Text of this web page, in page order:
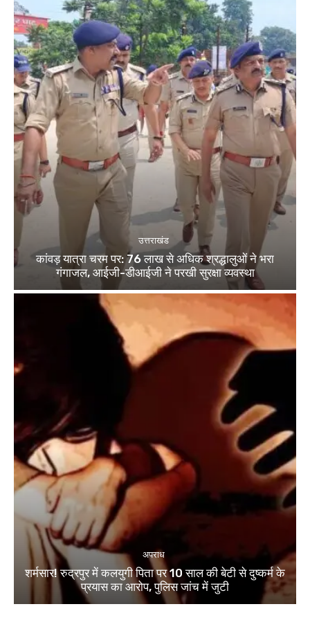
उत्तराखंड
कांवड़ यात्रा चरम पर: 76 लाख से अधिक श्रद्धालुओं ने भरा
गंगाजल, आईजी-डीआईजी ने परखी सुरक्षा व्यवस्था
अपराध
शर्मसार! रुद्रपुर में कलयुगी पिता पर 10 साल की बेटी से दुष्कर्म के
प्रयास का आरोप, पुलिस जांच में जुटी